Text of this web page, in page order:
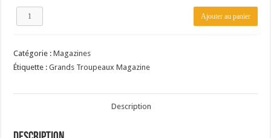
quantité
2022
Ajouter au panier
Catégorie :Magazines
Étiquette :Grands Troupeaux Magazine
Description